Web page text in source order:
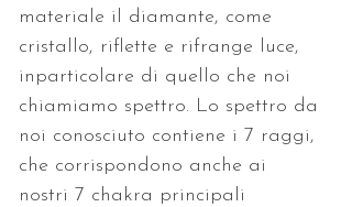
materiale il diamante, come
cristallo, riflette e rifrange luce,
inparticolare di quello che noi
chiamiamo spettro. Lo spettro da
noi conosciuto contiene i 7 raggi,
che corrispondono anche ai
nostri 7 chakra principali